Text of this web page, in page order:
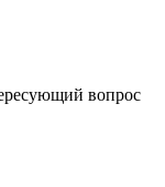
вопрос